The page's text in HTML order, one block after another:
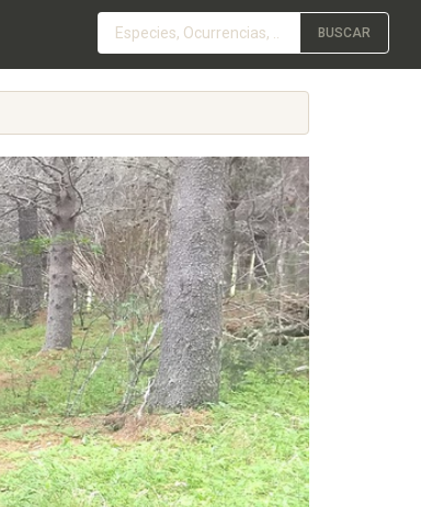
BUSCAR